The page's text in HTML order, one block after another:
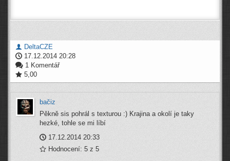
DeltaCZE
17.12.2014 20:28
1 Komentář
5,00
bačiz
Pěkně sis pohrál s texturou :) Krajina a okolí je taky
hezké, tohle se mi líbí
17.12.2014 20:33
Hodnocení: 5 z 5